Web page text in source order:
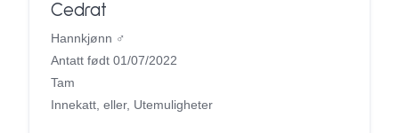
Cedrat
Hannkjønn ♂
Antatt født 01/07/2022
Tam
Innekatt, eller, Utemuligheter